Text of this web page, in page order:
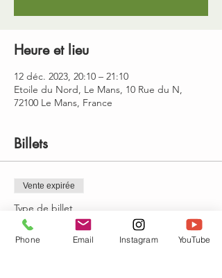
Heure et lieu
12 déc. 2023, 20:10 – 21:10
Etoile du Nord, Le Mans, 10 Rue du N,
72100 Le Mans, France
Billets
Vente expirée
Type de billet
yoga : Mardi 20h10-21h10
Phone Email Instagram YouTube